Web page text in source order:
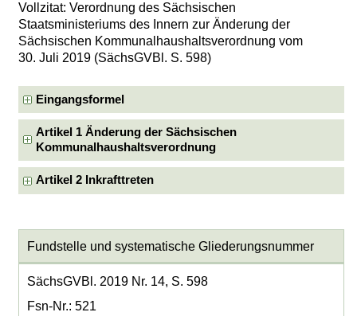
Vollzitat: Verordnung des Sächsischen
Staatsministeriums des Innern zur Änderung der
Sächsischen Kommunalhaushaltsverordnung vom
30. Juli 2019 (SächsGVBl. S. 598)
Eingangsformel
Artikel 1 Änderung der Sächsischen
Kommunalhaushaltsverordnung
Artikel 2 Inkrafttreten
Fundstelle und systematische Gliederungsnummer
SächsGVBl. 2019 Nr. 14, S. 598
Fsn-Nr.: 521